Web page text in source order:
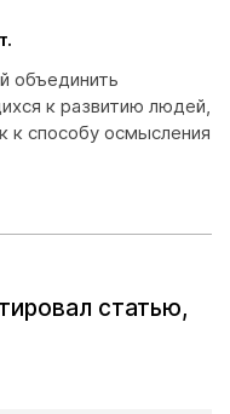
объединить
к развитию людей,
к способу осмысления
статью,